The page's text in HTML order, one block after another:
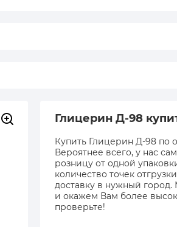
Глицерин Д-98
Купить Глицерин Д-98 по
Вероятнее всего, у нас
розницу от одной
количество точек
доставку в нужный
и окажем Вам более
проверьте!